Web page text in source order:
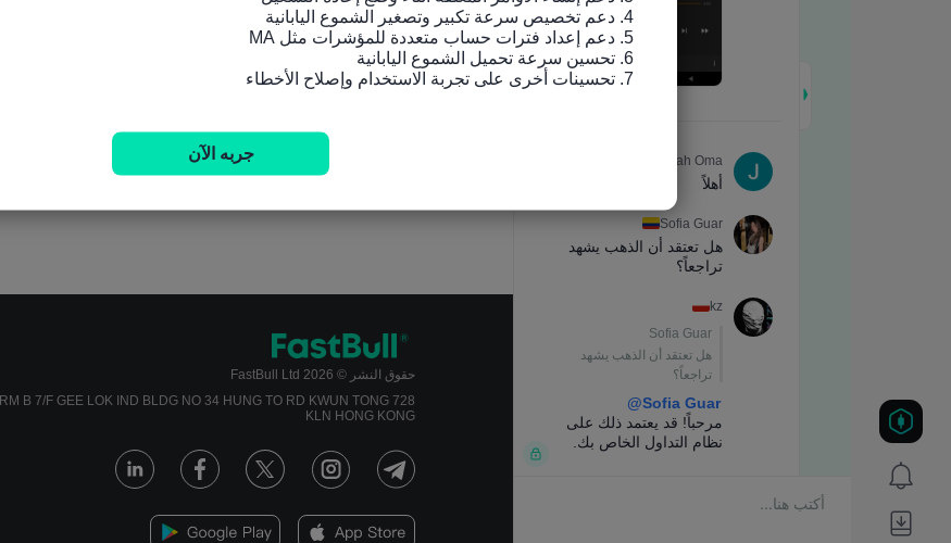
حقوق النشر © 2026 FastBull Ltd
728 RM B 7/F GEE LOK IND BLDG NO 34 HUNG TO RD KWUN TONG
KLN HONG KONG
7. تحسينات أخرى على تجربة الاستخدام وإصلاح الأخطاء
جربه الآن